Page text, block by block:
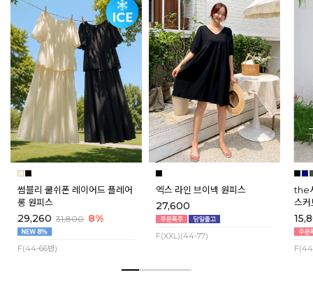
썸블리 쿨쉬폰 레이어드 플레어
롱 원피스
29,260 31,800 8%
F(44-66반)
엑스 라인 브이넥 원피스
27,600
F(XXL)(44-77)
the
스커